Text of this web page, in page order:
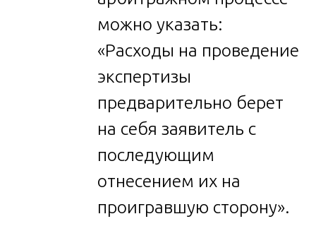
можно указать:
«Расходы на проведение
экспертизы
предварительно берет
на себя заявитель с
последующим
отнесением их на
проигравшую сторону».